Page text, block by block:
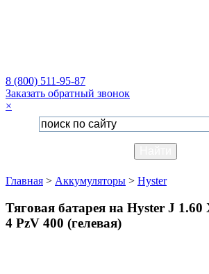
8 (800) 511-95-87
Заказать обратный звонок
×
Главная > Аккумуляторы > Hyster
Тяговая батарея на Hyster J
4 PzV 400 (гелевая)